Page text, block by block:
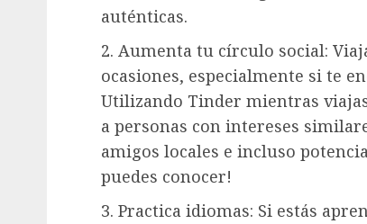
auténticas.
2. Aumenta tu círculo social:
ocasiones, especialmente si te
Utilizando Tinder mientras
a personas con intereses
amigos locales e incluso
puedes conocer!
3. Practica idiomas: Si estás